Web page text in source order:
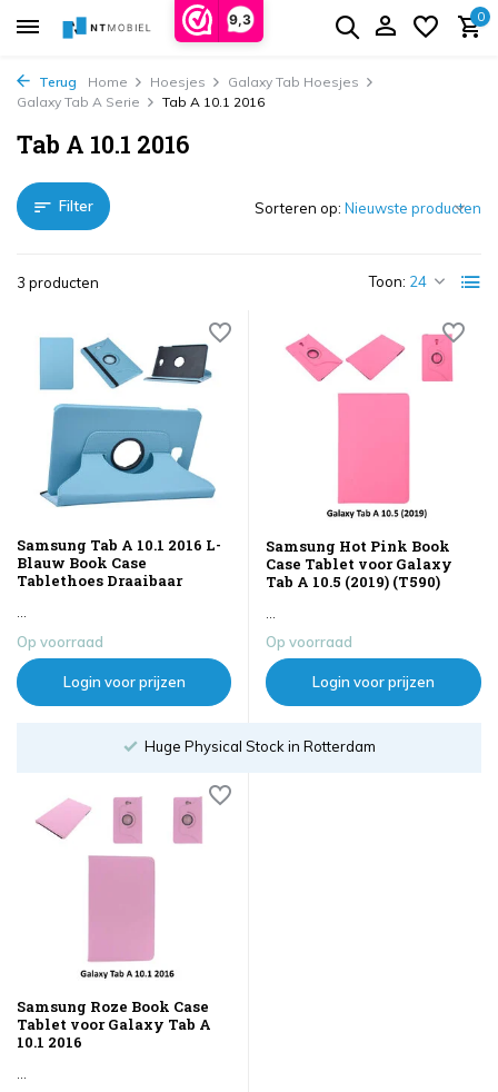
9,3 0
Terug Home Hoesjes
Galaxy Tab Hoesjes
Galaxy Tab A Serie
Tab A 10.1 2016
Tab A 10.1 2016
Filter
3 producten Toon:
Sorteren op:
Samsung Tab A 10.1 2016 L-
Blauw Book Case
Tablethoes Draaibaar
Op voorraad
Login voor prijzen
Samsung Hot Pink Book
Case Tablet voor Galaxy
Tab A 10.5 (2019) (T590)
Op voorraad
Login voor prijzen
Huge Physical Stock in Rotterdam
Samsung Roze Book Case
Tablet voor Galaxy Tab A
10.1 2016
...